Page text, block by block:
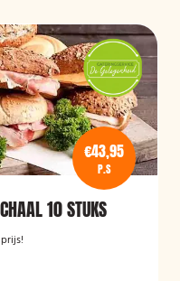
€43,95
P.S
10 STUKS